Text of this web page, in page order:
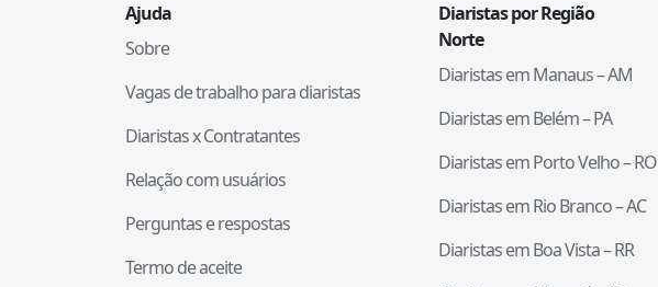
Ajuda
Sobre
Vagas de trabalho para diaristas
Diaristas x Contratantes
Relação com usuários
Perguntas e respostas
Termo de aceite
Diaristas por Região
Norte
Diaristas emManaus–AM
Diaristas emBelém–PA
Diaristas emPorto Velho–RO
Diaristas emRio Branco–AC
Diaristas emBoa Vista–RR